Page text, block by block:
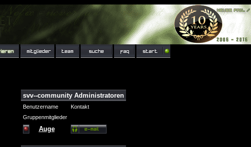
svv--community Administratoren
Benutzername
Kontakt
Gruppenmitglieder
Auge